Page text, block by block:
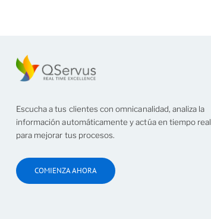
Escucha a tus clientes con omnicanalidad, analiza la
información automáticamente y actúa en tiempo real
para mejorar tus procesos.
COMIENZA AHORA